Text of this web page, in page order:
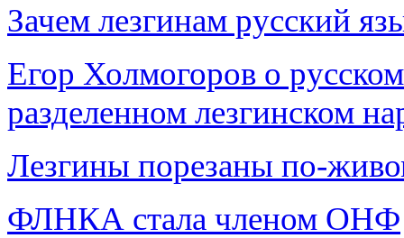
Зачем лезгинам русский
Егор Холмогоров о
разделенном лезгинском
Лезгины порезаны по-
ФЛНКА стала членом ОНФ